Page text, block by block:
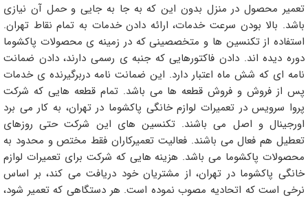
تعمیر محصول در منزل بدون این که به جا به جایی و حمل آن نیازی
باشد. بالا بودن سرعت خدمات، ارائه دادن خدمات به تمام نقاط تهران.
استفاده از تکنسین ها و متخصصینی که در زمینه ی محصولات پاکشوما
دوره دیده اند. دادن فاکتورهایی که جنبه ی رسمی دارند، دادن ضمانت
نامه ای که شش ماه اعتبار دارد. این ضمانت نامه دربرگیرنده ی خدمات
پس از فروش و فروش قطعه ها می باشد. تمام قطعه هایی که شرکت
پروا سرویس در تعمیرات لوازم خانگی پاکشوما در تهران، به کار می برد
اورجینال و اصل می باشند. تکنسین های این شرکت حتی روزهای
تعطیل هم فعال می باشند. فعالیت تعمیرکاران فقط مختص و محدود به
محصولات پاکشوما می باشد. هزینه هایی که شرکت برای تعمیرات لوازم
خانگی پاکشوما در تهران، از مشتریان خود دریافت می کند، بر اساس
نرخی است که اتحادیه مصوب نموده است. هر دستگاهی که تعمیر شود،